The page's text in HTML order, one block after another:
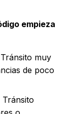
empieza
muy
de poco
Tránsito